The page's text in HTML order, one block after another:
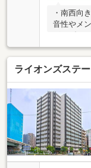
・南西向
音性やメ
浄乾燥機
乾燥機付
ライオンズステ